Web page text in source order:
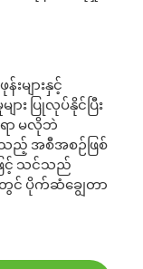
များနှင့်
ား ပြုလုပ်နိုင်ပြီး
ာ မလိုဘဲ
ည့် အစီအစဉ်ဖြစ်
ြင့် သင်သည်
တွင် ပိုက်ဆံချွေတာ